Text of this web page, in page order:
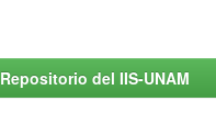
Repositorio del IIS-UNAM